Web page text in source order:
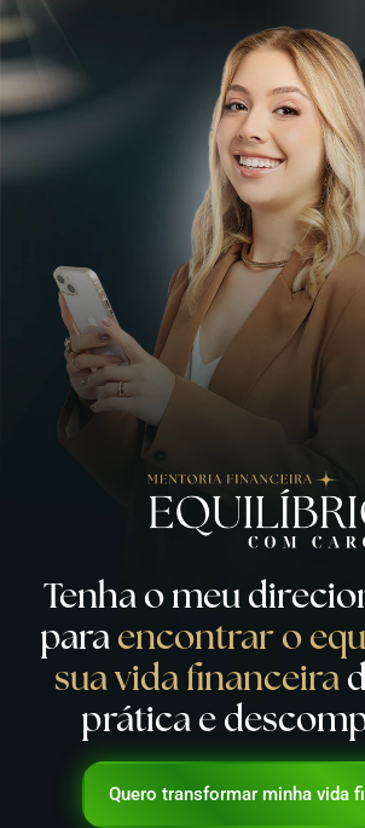
Tenha o meu
para encontrar o
sua vida financeira
prática e
Quero transformar minha vida